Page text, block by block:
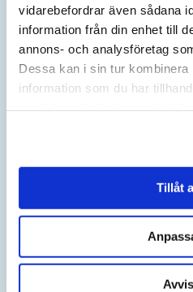
vidarebefordrar även sådana
information från din enhet till
annons- och analysföretag
Dessa kan i sin tur kombinera
information som du har
Tillåt
BERÄKNA INDEX
AKTUELLT ÅR
AKTUELLT KVARTAL
JÄMFÖRELSEÅR
HÄR KAN DU
ANGE NUVARANDE